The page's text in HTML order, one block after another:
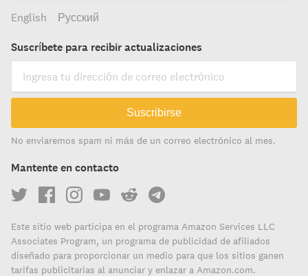
English Русский
Suscríbete para recibir actualizaciones
Suscribirse
No enviaremos spam ni más de un correo electrónico al mes.
Mantente en contacto
Este sitio web participa en el programa Amazon Services LLC
Associates Program, un programa de publicidad de afiliados
diseñado para proporcionar un medio para que los sitios ganen
tarifas publicitarias al anunciar y enlazar a Amazon.com.